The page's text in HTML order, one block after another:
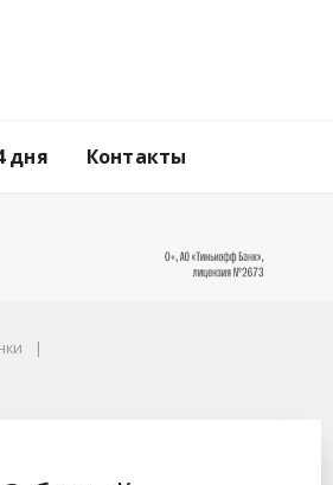
дня Контакты